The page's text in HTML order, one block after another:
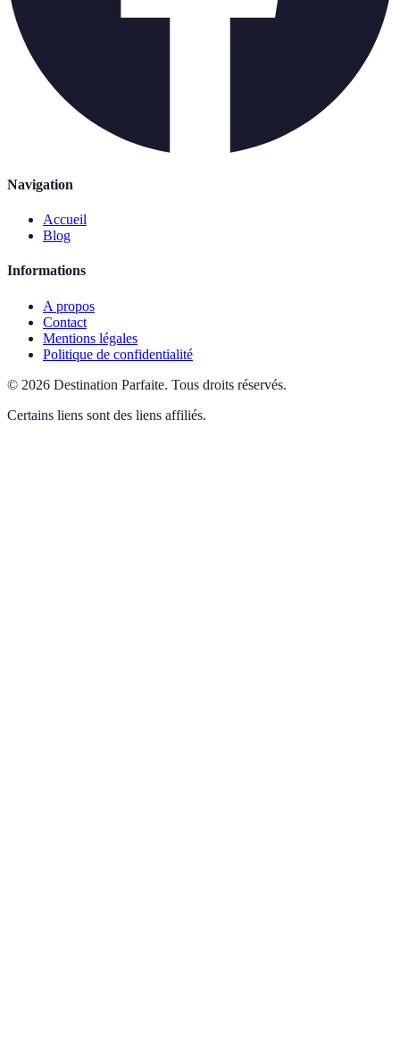
Navigation
Accueil
Blog
Informations
A propos
Contact
Mentions légales
Politique de confidentialité
© 2026 Destination Parfaite. Tous droits réservés.
Certains liens sont des liens affiliés.